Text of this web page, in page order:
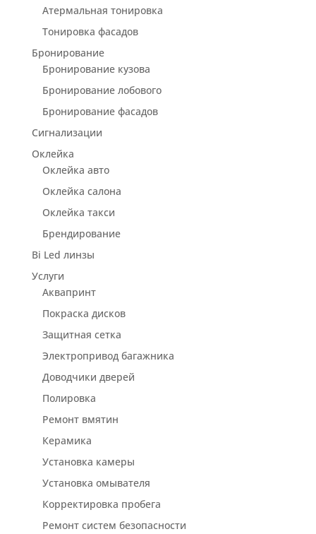
Атермальная тонировка
Тонировка фасадов
Бронирование
Бронирование кузова
Бронирование лобового
Бронирование фасадов
Сигнализации
Оклейка
Оклейка авто
Оклейка салона
Оклейка такси
Брендирование
Bi Led линзы
Услуги
Аквапринт
Покраска дисков
Защитная сетка
Электропривод багажника
Доводчики дверей
Полировка
Ремонт вмятин
Керамика
Установка камеры
Установка омывателя
Корректировка пробега
Ремонт систем безопасности